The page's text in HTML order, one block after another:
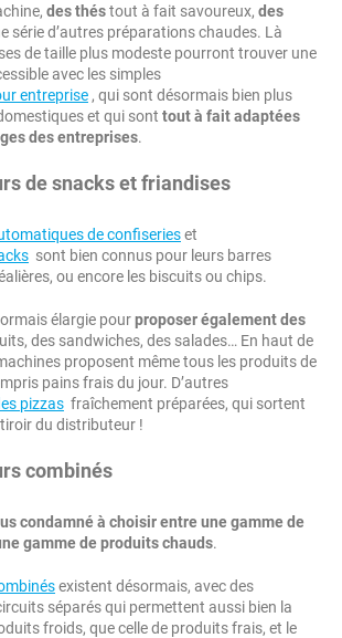
des théstout à fait savoureux, des
série d’autres préparations chaudes. Là
de taille plus modeste pourront trouver une
avec les simples
entreprise , qui sont désormais bien plus
et qui sont tout à fait adaptées
des entreprises.
de snacks et friandises
de confiserieset
sont bien connus pour leurs barres
ou encore les biscuits ou chips.
élargie pourproposer également des
des sandwiches, des salades… En haut de
proposent même tous les produits de
pains frais du jour. D’autres
pizzas fraîchement préparées, qui sortent
du distributeur !
combinés
condamné à choisir entre une gamme de
gamme de produits chauds.
existent désormais, avec des
séparés qui permettent aussi bien la
froids, que celle de produits frais, et le